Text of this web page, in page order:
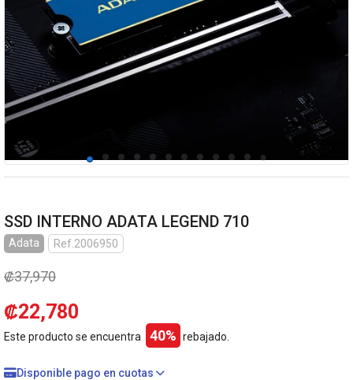
SSD INTERNO ADATA LEGEND 710
Adata Ref.2006950
₡37,970
₡22,780
Este producto se encuentra 40% rebajado.
Disponible pago en cuotas